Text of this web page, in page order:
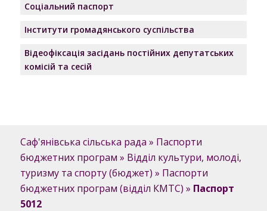
Соціальний паспорт
Інститути громадянського суспільства
Відеофіксація засідань постійних депутатських
комісій та сесій
Саф'янівська сільська рада » Паспорти
бюджетних програм » Відділ культури, молоді,
туризму та спорту (бюджет) » Паспорти
бюджетних програм (відділ КМТС) » Паспорт
5012